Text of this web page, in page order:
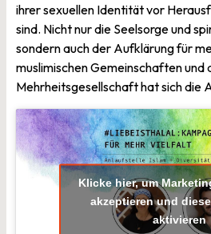
ihrer sexuellen Identität vor
sind. Nicht nur die Seelsorge und
sondern auch der Aufklärung für
muslimischen Gemeinschaften und
Mehrheitsgesellschaft hat sich die
Klicke hier, um
akzeptieren und
aktivieren